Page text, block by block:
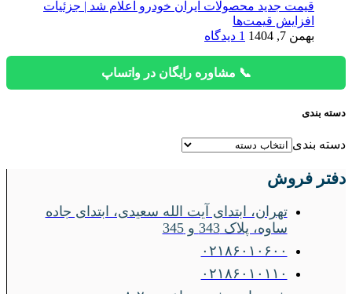
قیمت جدید محصولات ایران خودرو اعلام شد | جزئیات
افزایش قیمت‌ها
بهمن 7, 1404
1 دیدگاه
📞 مشاوره رایگان در واتساپ
دسته بندی
دسته بندی
دفتر فروش
تهران، ابتدای آیت الله سعیدی، ابتدای جاده
ساوه، پلاک 343 و 345
۰۲۱۸۶۰۱۰۶۰۰
۰۲۱۸۶۰۱۰۱۱۰